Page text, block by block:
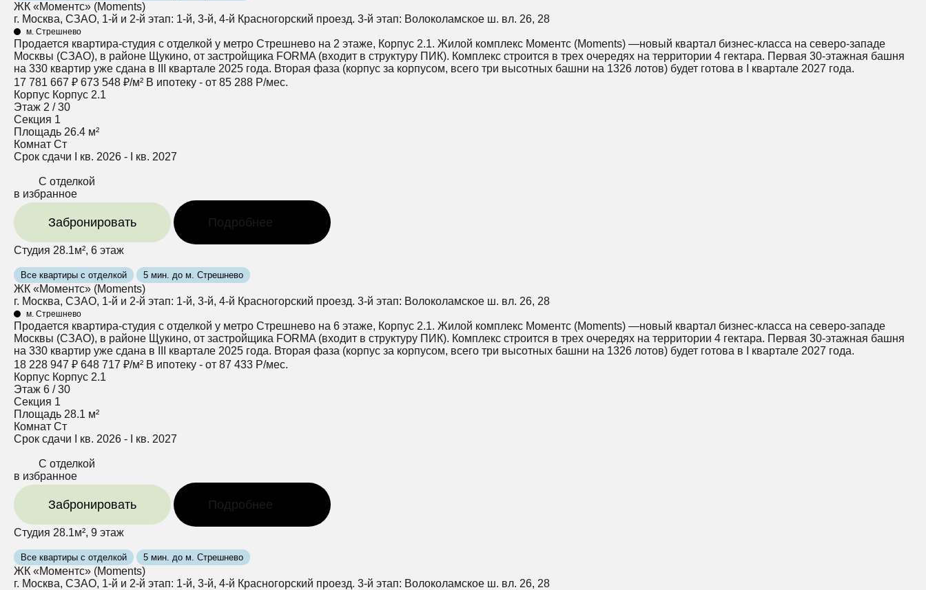
ЖК «Моментс» (Moments)
г. Москва, СЗАО, 1-й и 2-й этап: 1-й, 3-й, 4-й Красногорский проезд. 3-й этап: Волоколамское ш. вл. 26, 28
м. Стрешнево
Продается квартира-студия с отделкой у метро Стрешнево на 2 этаже, Корпус 2.1. Жилой комплекс Моментс (Moments) —новый квартал бизнес-класса на северо-западе
Москвы (СЗАО), в районе Щукино, от застройщика FORMA (входит в структуру ПИК). Комплекс строится в трех очередях на территории 4 гектара. Первая 30-этажная башня
на 330 квартир уже сдана в III квартале 2025 года. Вторая фаза (корпус за корпусом, всего три высотных башни на 1326 лотов) будет готова в I квартале 2027 года.
17 781 667 ₽ 673 548 ₽/м² В ипотеку - от 85 288 Р/мес.
Корпус Корпус 2.1
Этаж 2 / 30
Секция 1
Площадь 26.4 м²
Комнат Ст
Срок сдачи
I кв. 2026 - I кв. 2027
С отделкой
в избранное
Забронировать Подробнее
Студия 28.1м², 6 этаж
Все квартиры с отделкой 5 мин. до м. Стрешнево
ЖК «Моментс» (Moments)
г. Москва, СЗАО, 1-й и 2-й этап: 1-й, 3-й, 4-й Красногорский проезд. 3-й этап: Волоколамское ш. вл. 26, 28
м. Стрешнево
Продается квартира-студия с отделкой у метро Стрешнево на 6 этаже, Корпус 2.1. Жилой комплекс Моментс (Moments) —новый квартал бизнес-класса на северо-западе
Москвы (СЗАО), в районе Щукино, от застройщика FORMA (входит в структуру ПИК). Комплекс строится в трех очередях на территории 4 гектара. Первая 30-этажная башня
на 330 квартир уже сдана в III квартале 2025 года. Вторая фаза (корпус за корпусом, всего три высотных башни на 1326 лотов) будет готова в I квартале 2027 года.
18 228 947 ₽ 648 717 ₽/м² В ипотеку - от 87 433 Р/мес.
Корпус Корпус 2.1
Этаж 6 / 30
Секция 1
Площадь 28.1 м²
Комнат Ст
Срок сдачи
I кв. 2026 - I кв. 2027
С отделкой
в избранное
Забронировать Подробнее
Студия 28.1м², 9 этаж
Все квартиры с отделкой 5 мин. до м. Стрешнево
ЖК «Моментс» (Moments)
г. Москва, СЗАО, 1-й и 2-й этап: 1-й, 3-й, 4-й Красногорский проезд. 3-й этап: Волоколамское ш. вл. 26, 28